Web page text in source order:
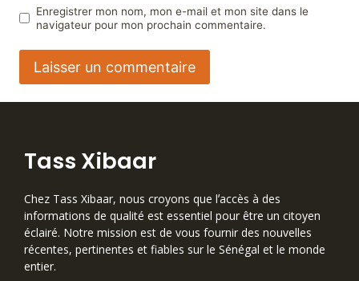
Enregistrer mon nom, mon e-mail et mon site dans le
navigateur pour mon prochain commentaire.
Tass Xibaar
Chez Tass Xibaar, nous croyons que lʼaccès à des
informations de qualité est essentiel pour être un citoyen
éclairé. Notre mission est de vous fournir des nouvelles
récentes, pertinentes et fiables sur le Sénégal et le monde
entier.